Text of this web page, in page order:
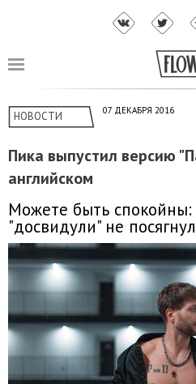
НОВОСТИ 07 ДЕКАБРЯ 2016
Пика выпустил версию
английском
Можете быть спокойны:
"досвидули" не